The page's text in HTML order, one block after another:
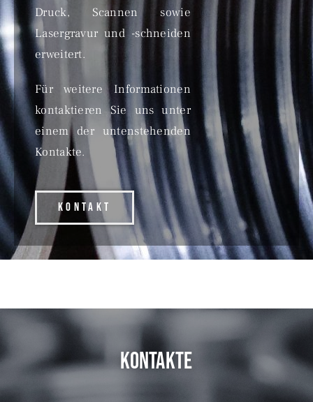
Druck, Scannen sowie
Lasergravur und -schneiden
erweitert.
Für weitere Informationen
kontaktieren Sie uns unter
einem der untenstehenden
Kontakte.
KONTAKT
Kontakte